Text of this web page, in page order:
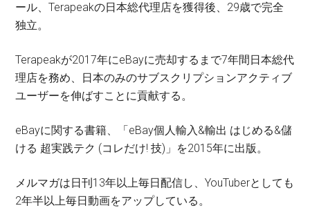
ール、Terapeakの日本総代理店を獲得後、29歳で完全
独立。
Terapeakが2017年にeBayに売却するまで7年間日本総代
理店を務め、日本のみのサブスクリプションアクティブ
ユーザーを伸ばすことに貢献する。
eBayに関する書籍、「eBay個人輸入&輸出 はじめる&儲
ける 超実践テク (コレだけ! 技)」を2015年に出版。
メルマガは日刊13年以上毎日配信し、YouTuberとしても
2年半以上毎日動画をアップしている。